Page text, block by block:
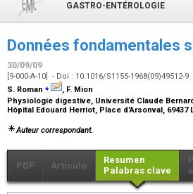
GASTRO-ENTÉROLOGIE
Données fondamentales
30/09/09
[9-000-A-10] - Doi : 10.1016/S1155-1968(09)49512-9
S. Roman ⁎
, F. Mion
Physiologie digestive, Université Claude
Hôpital Edouard Herriot, Place d'Arsonval, 69437
Auteur correspondant.
PDF Artículo
Resumen
Palabras clave